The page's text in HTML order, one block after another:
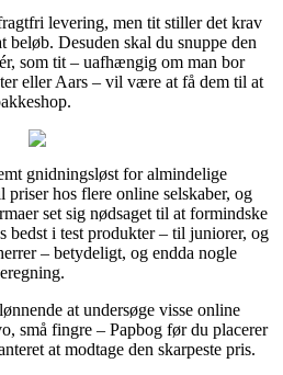
levering, men tit stiller det krav
beløb. Desuden skal du snuppe den
som tit – uafhængig om man bor
eller Aars – vil være at få dem til at
gnidningsløst for almindelige
priser hos flere online selskaber, og
set sig nødsaget til at formindske
bedst i test produkter – til juniorer, og
– betydeligt, og endda nogle
at undersøge visse online
små fingre – Papbog før du placerer
at modtage den skarpeste pris.